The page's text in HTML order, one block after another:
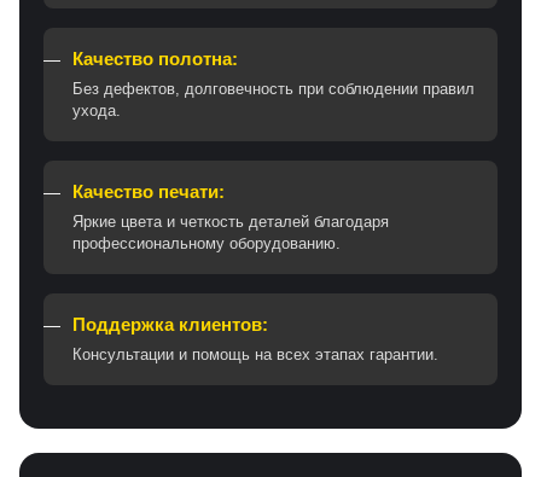
Качество полотна:
Без дефектов, долговечность при соблюдении правил
ухода.
Качество печати:
Яркие цвета и четкость деталей благодаря
профессиональному оборудованию.
Поддержка клиентов:
Консультации и помощь на всех этапах гарантии.